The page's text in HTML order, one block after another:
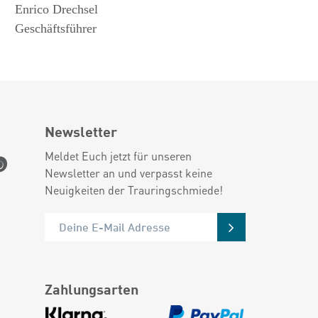
Enrico Drechsel
Geschäftsführer
Newsletter
Meldet Euch jetzt für unseren
Newsletter an und verpasst keine
Neuigkeiten der Trauringschmiede!
Zahlungsarten